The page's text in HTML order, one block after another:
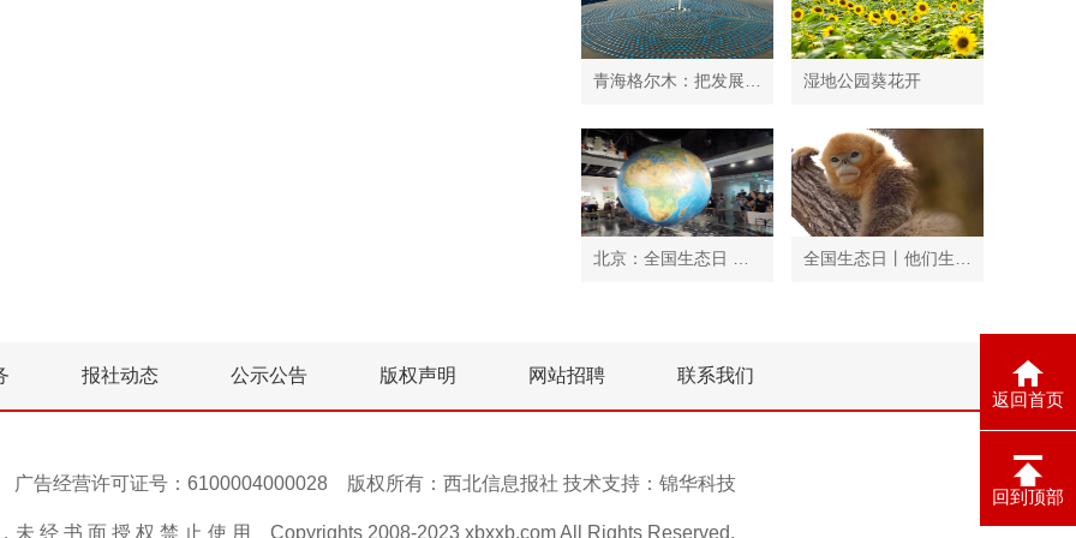
返回首页
回到顶部
湿地公园葵花开
报社动态 公示公告 版权声明 网站招聘 联系我们
告经营许可证号：6100004000028 版权所有：西北信息报社 技术支持： 锦华科技
未 经 书 面 授 权 禁 止 使 用 Copyrights 2008-2023 xbxxb.com All Rights Reserved.